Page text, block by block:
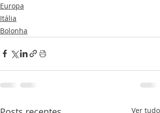
Europa
Itália
Bolonha
Ver tudo